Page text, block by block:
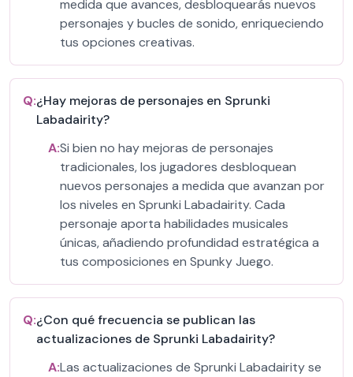
medida que avances, desbloquearás nuevos
personajes y bucles de sonido, enriqueciendo
tus opciones creativas.
Q:¿Hay mejoras de personajes en Sprunki
Labadairity?
A:Si bien no hay mejoras de personajes
tradicionales, los jugadores desbloquean
nuevos personajes a medida que avanzan por
los niveles en Sprunki Labadairity. Cada
personaje aporta habilidades musicales
únicas, añadiendo profundidad estratégica a
tus composiciones en Spunky Juego.
Q:¿Con qué frecuencia se publican las
actualizaciones de Sprunki Labadairity?
A:Las actualizaciones de Sprunki Labadairity se